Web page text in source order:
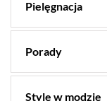
Pielęgnacja
Porady
Style w modzie